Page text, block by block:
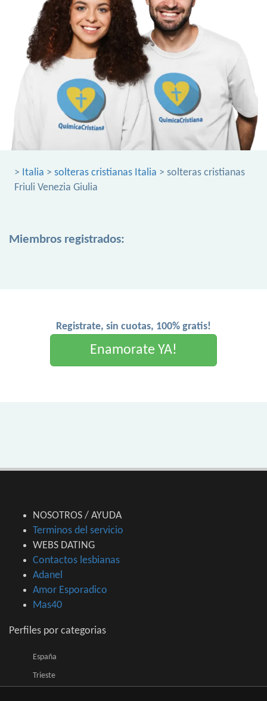
> Italia > solteras cristianas Italia > solteras cristianas
Friuli Venezia Giulia
Miembros registrados:
Registrate, sin cuotas, 100% gratis!
Enamorate YA!
NOSOTROS / AYUDA
Terminos del servicio
WEBS DATING
Contactos lesbianas
Adanel
Amor Esporadico
Mas40
Perfiles por categorias
España
Trieste